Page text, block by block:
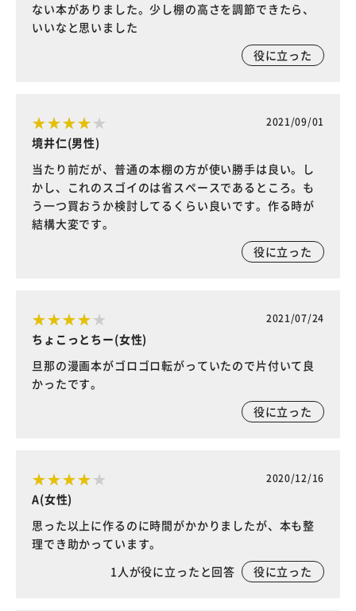
ない本がありました。少し棚の高さを調節できたら、
いいなと思いました
役に立った
2021/09/01
境井仁(男性)
当たり前だが、普通の本棚の方が使い勝手は良い。し
かし、これのスゴイのは省スペースであるところ。も
う一つ買おうか検討してるくらい良いです。作る時が
結構大変です。
役に立った
2021/07/24
ちょこっとちー(女性)
旦那の漫画本がゴロゴロ転がっていたので片付いて良
かったです。
役に立った
2020/12/16
A(女性)
思った以上に作るのに時間がかかりましたが、本も整
理でき助かっています。
1人が役に立ったと回答 役に立った